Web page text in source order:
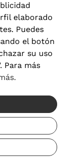
22/08
y condiciones
cookies
España
elaborado
Puedes
el botón
su uso
Para más